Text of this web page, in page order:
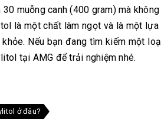
30 muỗng canh (400 gram) mà
là một chất làm ngọt và là một
Nếu bạn đang tìm kiếm một
tại AMG để trải nghiệm nhé.
ở đâu?